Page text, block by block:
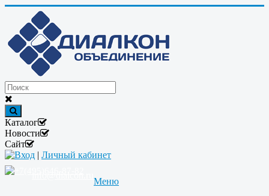
Каталог
Новости
Сайт
Вход | Личный кабинет
Меню